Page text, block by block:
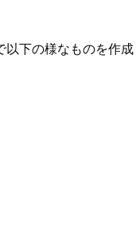
下の様なものを作